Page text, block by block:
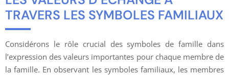
TRAVERS LES SYMBOLES FAMILIAUX
Considérons le rôle crucial des symboles de famille dans
l’expression des valeurs importantes pour chaque membre de
la famille. En observant les symboles familiaux, les membres